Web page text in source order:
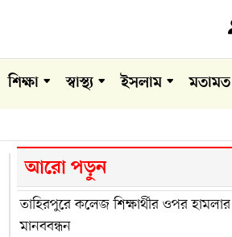
শিক্ষা স্বাস্থ্য ইসলাম মতামত
আরো পড়ুন
তাহিরপুরে কলেজ শিক্ষার্থীর ওপর হামলার
মানববন্ধন